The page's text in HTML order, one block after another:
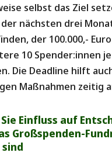
selbst das Ziel
nächsten drei
der 100.000,-
10 Spender:innen je
Die Deadline hilft
Maßnahmen zeitig
Einfluss auf
Großspenden-